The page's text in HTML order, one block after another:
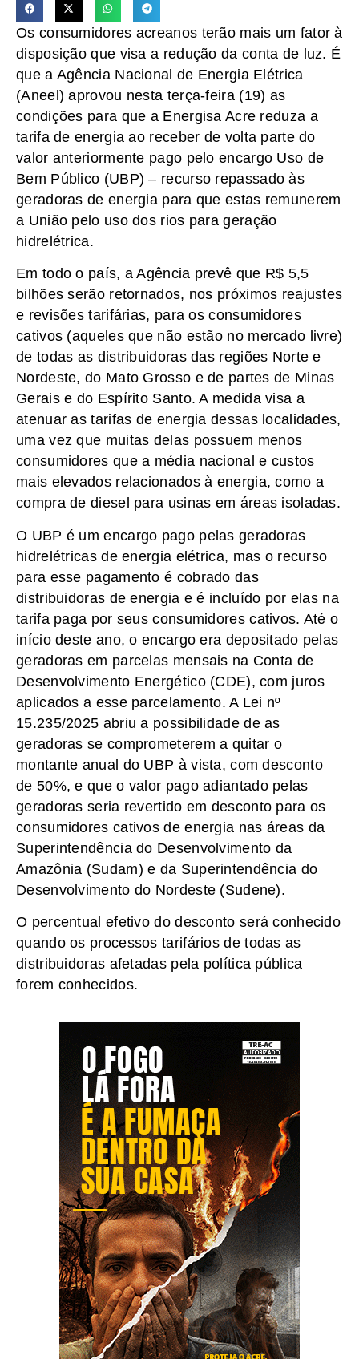
Os consumidores acreanos terão mais um fator à
disposição que visa a redução da conta de luz. É
que a Agência Nacional de Energia Elétrica
(Aneel) aprovou nesta terça-feira (19) as
condições para que a Energisa Acre reduza a
tarifa de energia ao receber de volta parte do
valor anteriormente pago pelo encargo Uso de
Bem Público (UBP) – recurso repassado às
geradoras de energia para que estas remunerem
a União pelo uso dos rios para geração
hidrelétrica.
Em todo o país, a Agência prevê que R$ 5,5
bilhões serão retornados, nos próximos reajustes
e revisões tarifárias, para os consumidores
cativos (aqueles que não estão no mercado livre)
de todas as distribuidoras das regiões Norte e
Nordeste, do Mato Grosso e de partes de Minas
Gerais e do Espírito Santo. A medida visa a
atenuar as tarifas de energia dessas localidades,
uma vez que muitas delas possuem menos
consumidores que a média nacional e custos
mais elevados relacionados à energia, como a
compra de diesel para usinas em áreas isoladas.
O UBP é um encargo pago pelas geradoras
hidrelétricas de energia elétrica, mas o recurso
para esse pagamento é cobrado das
distribuidoras de energia e é incluído por elas na
tarifa paga por seus consumidores cativos. Até o
início deste ano, o encargo era depositado pelas
geradoras em parcelas mensais na Conta de
Desenvolvimento Energético (CDE), com juros
aplicados a esse parcelamento. A Lei nº
15.235/2025 abriu a possibilidade de as
geradoras se comprometerem a quitar o
montante anual do UBP à vista, com desconto
de 50%, e que o valor pago adiantado pelas
geradoras seria revertido em desconto para os
consumidores cativos de energia nas áreas da
Superintendência do Desenvolvimento da
Amazônia (Sudam) e da Superintendência do
Desenvolvimento do Nordeste (Sudene).
O percentual efetivo do desconto será conhecido
quando os processos tarifários de todas as
distribuidoras afetadas pela política pública
forem conhecidos.